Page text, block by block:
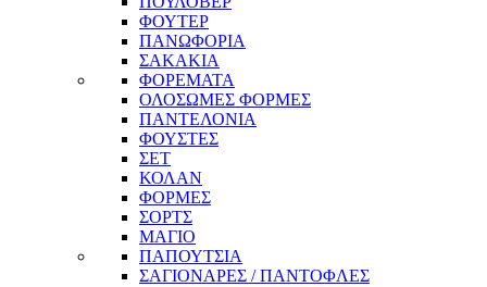
ΦΟΥΤΕΡ
ΠΑΝΩΦΟΡΙΑ
ΣΑΚΑΚΙΑ
ΦΟΡΕΜΑΤΑ
ΟΛΟΣΩΜΕΣ ΦΟΡΜΕΣ
ΠΑΝΤΕΛΟΝΙΑ
ΦΟΥΣΤΕΣ
ΣΕΤ
ΚΟΛΑΝ
ΦΟΡΜΕΣ
ΣΟΡΤΣ
ΜΑΓΙΟ
ΠΑΠΟΥΤΣΙΑ
ΣΑΓΙΟΝΑΡΕΣ / ΠΑΝΤΟΦΛΕΣ